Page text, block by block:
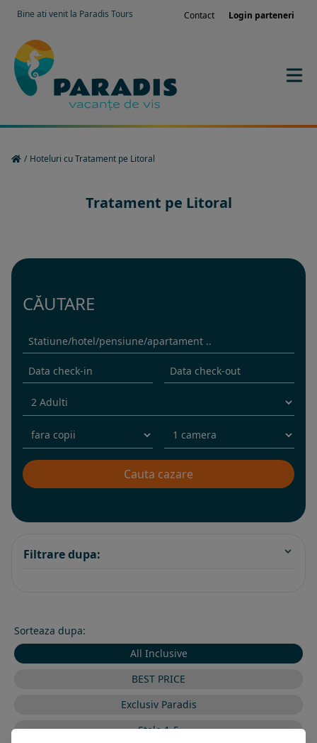
Bine ati venit la Paradis Tours Contact Login parteneri
/ Hoteluri cu Tratament pe Litoral
Tratament pe Litoral
CĂUTARE
Filtrare dupa:
Sorteaza dupa:
All Inclusive
BEST PRICE
Exclusiv Paradis
Stele 1-5